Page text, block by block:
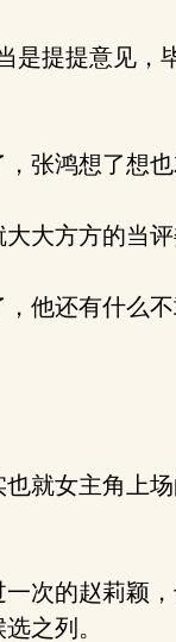
是提提意见，
张鸿想了想也
大方方的当评
他还有什么
就女主角上
次的赵莉颖
之列。